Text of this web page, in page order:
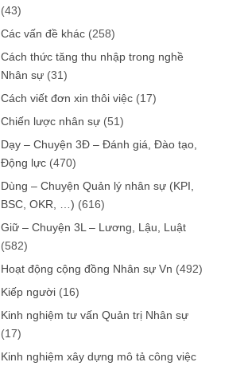
(43)
Các vấn đề khác (258)
Cách thức tăng thu nhập trong nghề
Nhân sự (31)
Cách viết đơn xin thôi việc (17)
Chiến lược nhân sự (51)
Dạy – Chuyện 3Đ – Đánh giá, Đào tạo,
Động lực (470)
Dùng – Chuyện Quản lý nhân sự (KPI,
BSC, OKR, …) (616)
Giữ – Chuyện 3L – Lương, Lậu, Luật
(582)
Hoạt động cộng đồng Nhân sự Vn (492)
Kiếp người (16)
Kinh nghiệm tư vấn Quản trị Nhân sự
(17)
Kinh nghiệm xây dựng mô tả công việc